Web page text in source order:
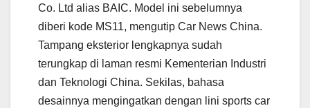
Co. Ltd alias BAIC. Model ini sebelumnya
diberi kode MS11, mengutip Car News China.
Tampang eksterior lengkapnya sudah
terungkap di laman resmi Kementerian Industri
dan Teknologi China. Sekilas, bahasa
desainnya mengingatkan dengan lini sports car